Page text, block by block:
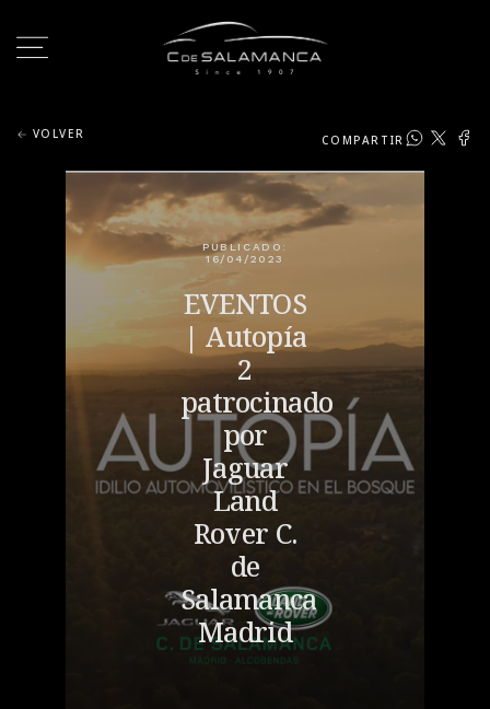
VOLVER COMPARTIR
PUBLICADO:
16/04/2023
EVENTOS
| Autopía
2
patrocinado
por
Jaguar
Land
Rover C.
de
Salamanca
Madrid